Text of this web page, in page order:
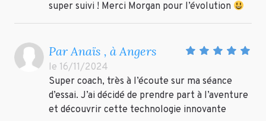
super suivi ! Merci Morgan pour l’évolution
Par Anaïs , à Angers
le 16/11/2024
Super coach, très à l’écoute sur ma séance
d’essai. J’ai décidé de prendre part à l’aventure
et découvrir cette technologie innovante